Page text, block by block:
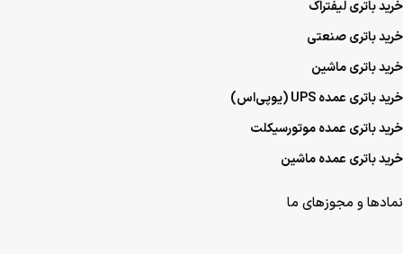
خرید باتری لیفتراک
خرید باتری صنعتی
خرید باتری ماشین
خرید باتری عمده UPS (یو‌پی‌اس)
خرید باتری عمده موتورسیکلت
خرید باتری عمده ماشین
نمادها و مجوزهای ما